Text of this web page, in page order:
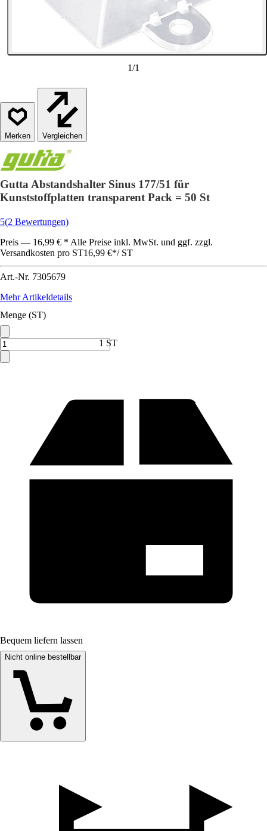
1/1
Vergleichen
Gutta Abstandshalter Sinus 177/51 für
Kunststoffplatten transparent Pack = 50 St
5(2 Bewertungen)
Preis — 16,99 € * Alle Preise inkl. MwSt. und ggf. zzgl.
Versandkosten pro ST16,99 €*/ ST
Art.-Nr. 7305679
Mehr Artikeldetails
Menge (ST)
1 ST
Bequem liefern lassen
Nicht online bestellbar